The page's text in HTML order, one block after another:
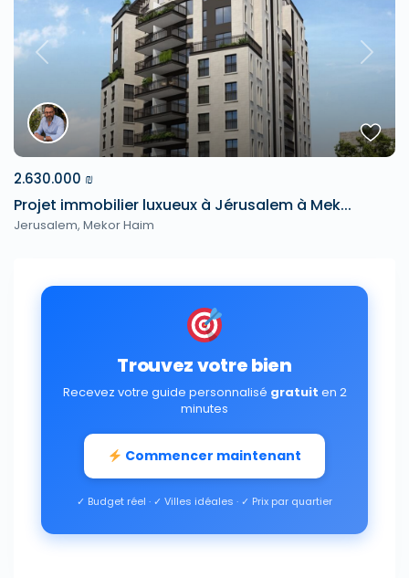
Previous Next
2.630.000 ₪
Projet immobilier luxueux à Jérusalem à Mek...
Jerusalem, Mekor Haim
Trouvez votre bien
Recevez votre guide personnalisé gratuit en 2
minutes
Commencer maintenant
✓ Budget réel · ✓ Villes idéales · ✓ Prix par quartier